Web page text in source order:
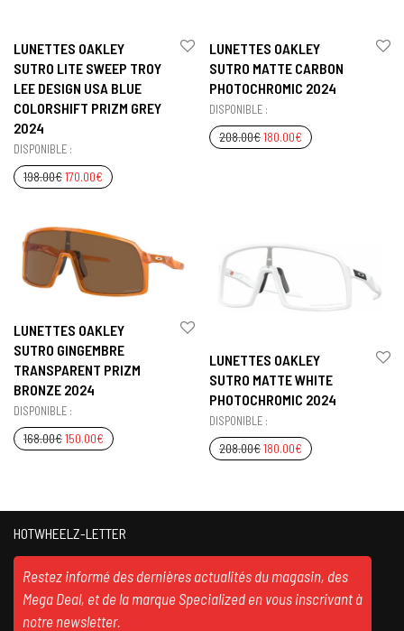
LUNETTES OAKLEY
SUTRO LITE SWEEP TROY
LEE DESIGN USA BLUE
COLORSHIFT PRIZM GREY
2024
DISPONIBLE :
198.00€170.00€
LUNETTES OAKLEY
SUTRO MATTE CARBON
PHOTOCHROMIC 2024
DISPONIBLE :
208.00€180.00€
LUNETTES OAKLEY
SUTRO GINGEMBRE
TRANSPARENT PRIZM
BRONZE 2024
DISPONIBLE :
168.00€150.00€
LUNETTES OAKLEY
SUTRO MATTE WHITE
PHOTOCHROMIC 2024
DISPONIBLE :
208.00€180.00€
HOTWHEELZ-LETTER
Restez informé des dernières actualités du magasin, des
Mega Deal, et de la marque Specialized en vous inscrivant à
notre newsletter.